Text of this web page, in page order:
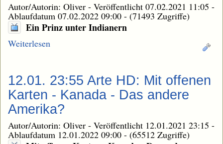
Autor/Autorin: Oliver - Veröffentlicht 07.02.2021 11:05 -
Ablaufdatum 07.02.2022 09:00 - (71493 Zugriffe)
Ein Prinz unter Indianern
Weiterlesen
12.01. 23:55 Arte HD: Mit offenen
Karten - Kanada - Das andere
Amerika?
Autor/Autorin: Oliver - Veröffentlicht 12.01.2021 23:15 -
Ablaufdatum 12.01.2022 09:00 - (65512 Zugriffe)